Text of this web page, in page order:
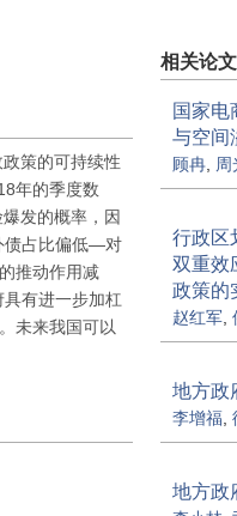
策的可持续性
年的季度数
发的概率，因
债占比偏低—对
推动作用减
有进一步加杠
未来我国可以
相关论文
国家电
与空间
顾冉, 周
行政区
双重
政策的
赵红军,
地方政
李增福,
地方政